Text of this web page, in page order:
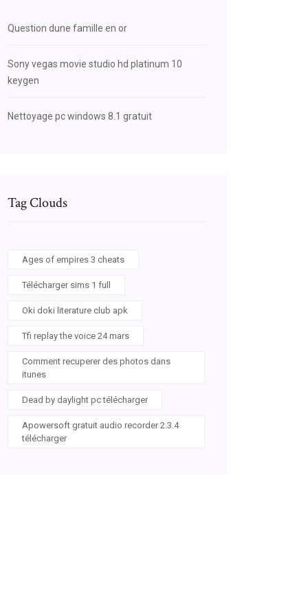
Question dune famille en or
Sony vegas movie studio hd platinum 10
keygen
Nettoyage pc windows 8.1 gratuit
Tag Clouds
Ages of empires 3 cheats
Télécharger sims 1 full
Oki doki literature club apk
Tfi replay the voice 24 mars
Comment recuperer des photos dans
itunes
Dead by daylight pc télécharger
Apowersoft gratuit audio recorder 2.3.4
télécharger